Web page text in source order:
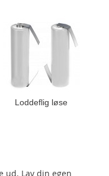
Loddeflig løse
ud. Lav din egen